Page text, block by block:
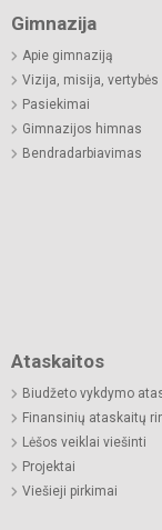
Gimnazija
Apie gimnaziją
Vizija, misija, vertybės
Pasiekimai
Gimnazijos himnas
Bendradarbiavimas
Ataskaitos
Biudžeto vykdymo
Finansinių ataskaitų
Lėšos veiklai viešinti
Projektai
Viešieji pirkimai